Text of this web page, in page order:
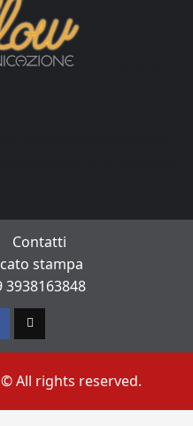
Contatti
stampa
3938163848
TikTok
All rights reserved.